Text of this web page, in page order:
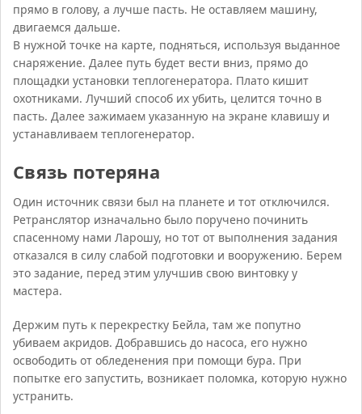
прямо в голову, а лучше пасть. Не оставляем машину,
двигаемся дальше.
В нужной точке на карте, подняться, используя выданное
снаряжение. Далее путь будет вести вниз, прямо до
площадки установки теплогенератора. Плато кишит
охотниками. Лучший способ их убить, целится точно в
пасть. Далее зажимаем указанную на экране клавишу и
устанавливаем теплогенератор.
Связь потеряна
Один источник связи был на планете и тот отключился.
Ретранслятор изначально было поручено починить
спасенному нами Ларошу, но тот от выполнения задания
отказался в силу слабой подготовки и вооружению. Берем
это задание, перед этим улучшив свою винтовку у
мастера.
Держим путь к перекрестку Бейла, там же попутно
убиваем акридов. Добравшись до насоса, его нужно
освободить от обледенения при помощи бура. При
попытке его запустить, возникает поломка, которую нужно
устранить.